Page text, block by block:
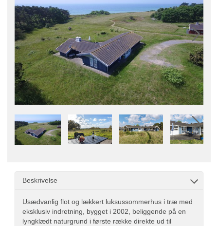
Beskrivelse
Usædvanlig flot og lækkert luksussommerhus i træ med
eksklusiv indretning, bygget i 2002, beliggende på en
lyngklædt naturgrund i første række direkte ud til